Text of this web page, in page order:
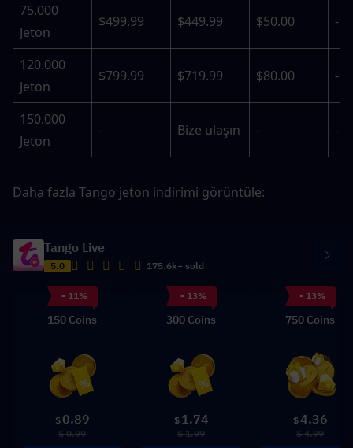
75.000
Jeton
$499.99 $449.99 $50.00 -
120.000
Jeton
$799.99 $719.99 $80.00 -
150.000
Jeton
- Bize ulaşın - -
Daha fazla Tango jeton indirimi görüntüle:
Tango Live
5.0 175.6k+ sold
- 11%
150 Coins
$ 0.89
$ 0.99
- 13%
300 Coins
$ 1.74
$ 1.99
- 13%
750 Coins
$4.36
$ 4.99